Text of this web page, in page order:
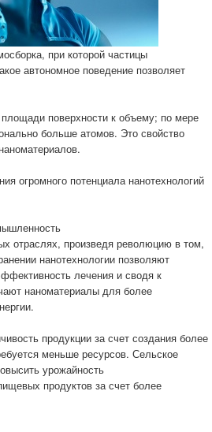
при которой частицы
автономное поведение позволяет
поверхности к объему; по мере
больше атомов. Это свойство
огромного потенциала нанотехнологий
отраслях, произведя революцию в том,
нанотехнологии позволяют
лечения и сводя к
наноматериалы для более
продукции за счет создания более
меньше ресурсов. Сельское
урожайность
продуктов за счет более